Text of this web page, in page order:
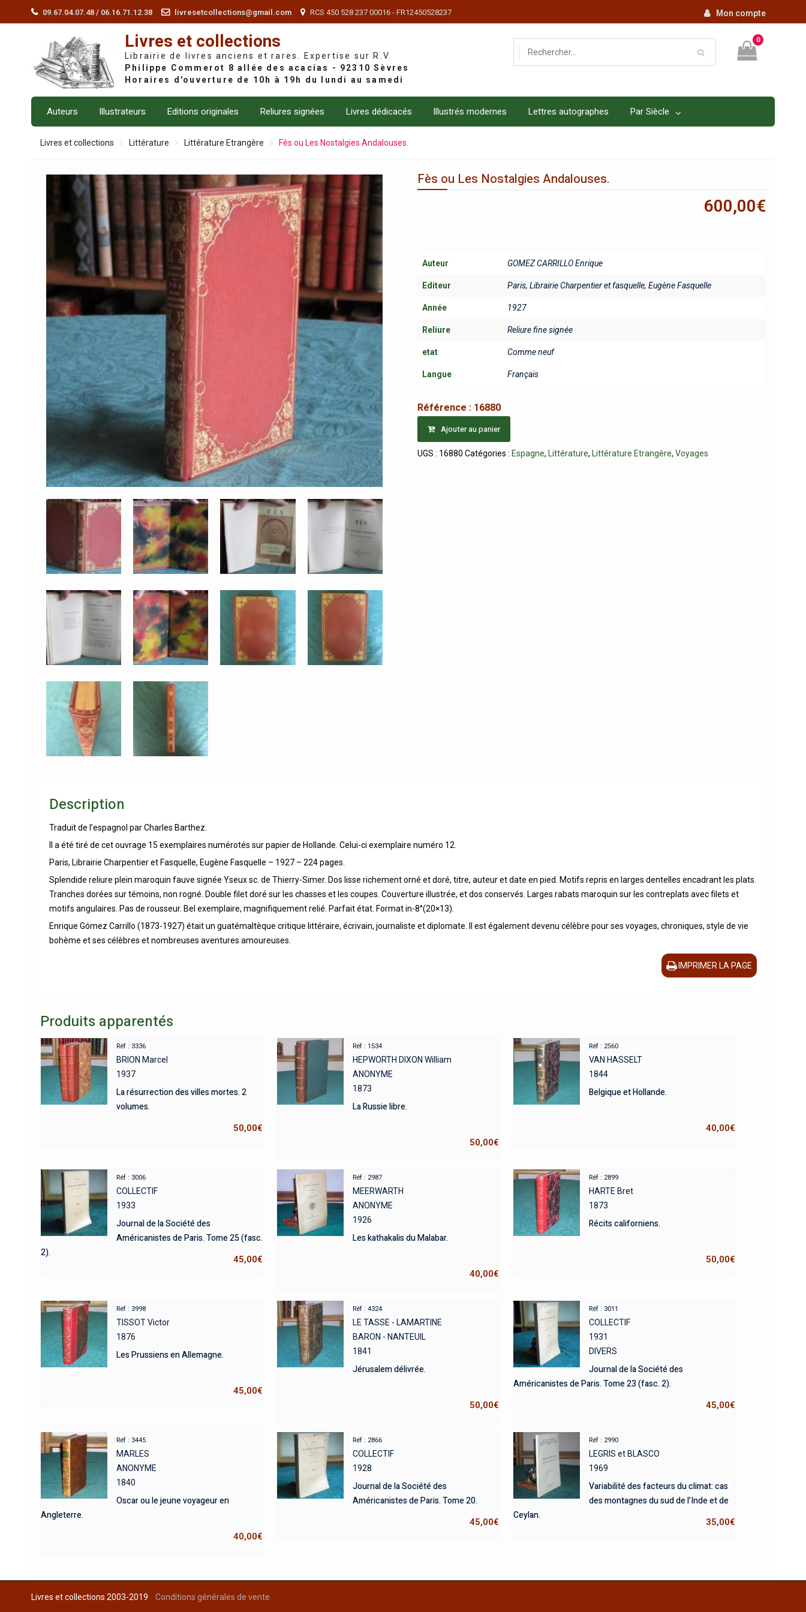
09.67.04.07.48 / 06.16.71.12.38 livresetcollections@gmail.com RCS 450 528 237 00016 - FR12450528237 Mon compte
Livres et collections
Librairie de livres anciens et rares. Expertise sur R.V.
0
Auteurs Illustrateurs Editions originales Reliures signées Livres dédicacés Illustrés modernes Lettres autographes Par Siècle
Livres et collections Littérature Littérature Etrangère Fès ou Les Nostalgies Andalouses.
Fès ou Les Nostalgies Andalouses.
600,00€
Auteur GOMEZ CARRILLO Enrique
Editeur Paris, Librairie Charpentier et fasquelle, Eugène Fasquelle
Année 1927
Reliure Reliure fine signée
etat Comme neuf
Langue Français
Référence : 16880
Ajouter au panier
UGS : 16880 Catégories : Espagne, Littérature, Littérature Etrangère,Voyages
Description
Traduit de l’espagnol par Charles Barthez.
Il a été tiré de cet ouvrage 15 exemplaires numérotés sur papier de Hollande. Celui-ci exemplaire numéro 12.
Paris, Librairie Charpentier et Fasquelle, Eugène Fasquelle – 1927 – 224 pages.
Splendide reliure plein maroquin fauve signée Yseux sc. de Thierry-Simer. Dos lisse richement orné et doré, titre, auteur et date en pied. Motifs repris en larges dentelles encadrant les plats.
Tranches dorées sur témoins, non rogné. Double filet doré sur les chasses et les coupes. Couverture illustrée, et dos conservés. Larges rabats maroquin sur les contreplats avec filets et
motifs angulaires. Pas de rousseur. Bel exemplaire, magnifiquement relié. Parfait état. Format in-8°(20×13).
Enrique Gómez Carrillo (1873-1927) était un guatémaltèque critique littéraire, écrivain, journaliste et diplomate. Il est également devenu célèbre pour ses voyages, chroniques, style de vie
bohème et ses célèbres et nombreuses aventures amoureuses.
IMPRIMER LA PAGE
Produits apparentés
Réf : 3336
BRION Marcel
1937
La résurrection des villes mortes. 2
volumes.
50,00€
Réf : 1534
HEPWORTH DIXON William
ANONYME
1873
La Russie libre.
50,00€
Réf : 2560
VAN HASSELT
1844
Belgique et Hollande.
40,00€
Réf : 3006
COLLECTIF
1933
Journal de la Société des
Américanistes de Paris. Tome 25 (fasc.
2).
45,00€
Réf : 2987
MEERWARTH
ANONYME
1926
Les kathakalis du Malabar.
40,00€
Réf : 2899
HARTE Bret
1873
Récits californiens.
50,00€
Réf : 3998
TISSOT Victor
1876
Les Prussiens en Allemagne.
45,00€
Réf : 4324
LE TASSE - LAMARTINE
BARON - NANTEUIL
1841
Jérusalem délivrée.
50,00€
Réf : 3011
COLLECTIF
1931
DIVERS
Journal de la Société des
Américanistes de Paris. Tome 23 (fasc. 2).
45,00€
Réf : 3445
MARLES
ANONYME
1840
Oscar ou le jeune voyageur en
Angleterre.
40,00€
Réf : 2866
COLLECTIF
1928
Journal de la Société des
Américanistes de Paris. Tome 20.
45,00€
Réf : 2990
LEGRIS et BLASCO
1969
Variabilité des facteurs du climat: cas
des montagnes du sud de l’Inde et de
Ceylan.
35,00€
Livres et collections 2003-2019 Conditions générales de vente